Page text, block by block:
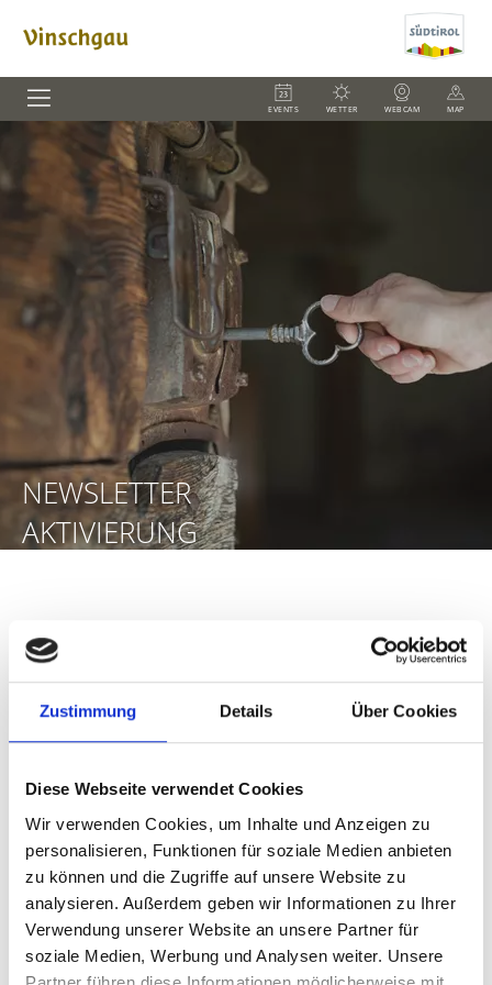
Zustimmung Details Über Cookies
Diese Webseite verwendet Cookies
Wir verwenden Cookies, um Inhalte und Anzeigen zu
personalisieren, Funktionen für soziale Medien anbieten
zu können und die Zugriffe auf unsere Website zu
analysieren. Außerdem geben wir Informationen zu Ihrer
Verwendung unserer Website an unsere Partner für
soziale Medien, Werbung und Analysen weiter. Unsere
EVENTS WETTER WEBCAM MAP
NEWSLETTER
AKTIVIERUNG
Newsletter Abmeldung
Wir freuen uns, dass Sie sich zum Newsletter
ZURÜCK ZUR ÜBERSICHTSEITE NEWSLETTER
Abmeldung:
Tragen Sie Ihre E-Mail-Adresse in das unten
stehende Feld ein, um die Newsletter zu stornieren.